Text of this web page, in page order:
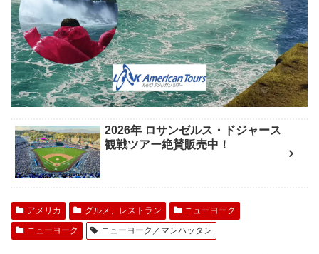
2026年 ロサンゼルス・ドジャース
観戦ツアー絶賛販売中！
アメリカ グルメ、レストラン
ニューヨーク
ニューヨーク
ニューヨーク／マンハッタン